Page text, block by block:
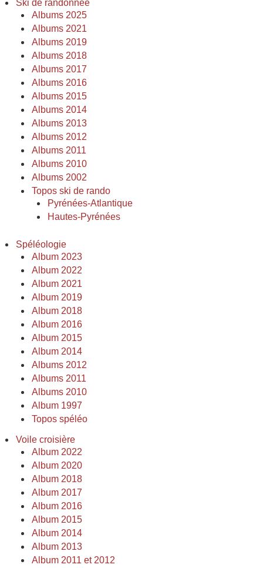
Ski de randonnée
Albums 2025
Albums 2021
Albums 2019
Albums 2018
Albums 2017
Albums 2016
Albums 2015
Albums 2014
Albums 2013
Albums 2012
Albums 2011
Albums 2010
Albums 2002
Topos ski de rando
Pyrénées-Atlantique
Hautes-Pyrénées
Spéléologie
Album 2023
Album 2022
Album 2021
Album 2019
Album 2018
Album 2016
Album 2015
Album 2014
Albums 2012
Albums 2011
Albums 2010
Album 1997
Topos spéléo
Voile croisière
Album 2022
Album 2020
Album 2018
Album 2017
Album 2016
Album 2015
Album 2014
Album 2013
Album 2011 et 2012